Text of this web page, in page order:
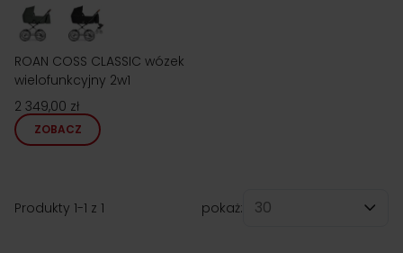
ROAN COSS CLASSIC wózek
wielofunkcyjny 2w1
2 349,00 zł
ZOBACZ
Produkty 1-1 z 1
pokaż: